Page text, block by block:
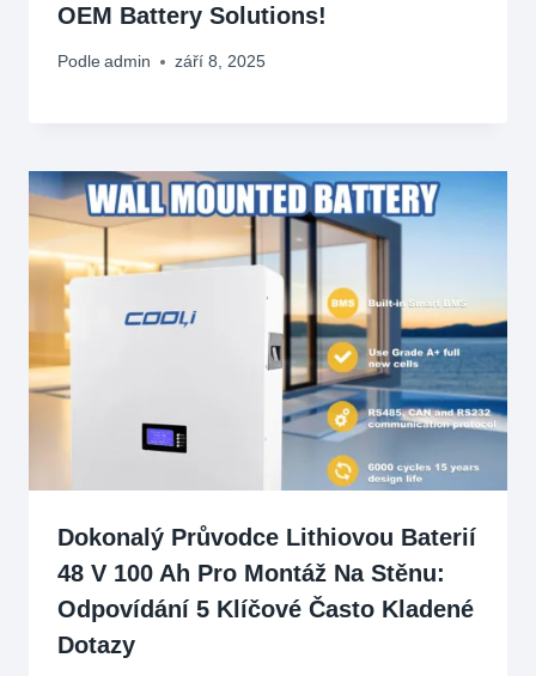
OEM Battery Solutions!
Podle admin září 8, 2025
Dokonalý Průvodce Lithiovou Baterií
48 V 100 Ah Pro Montáž Na Stěnu:
Odpovídání 5 Klíčové Často Kladené
Dotazy